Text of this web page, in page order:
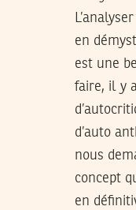
en
est une
faire, il y
d’auto
nous
concept
en